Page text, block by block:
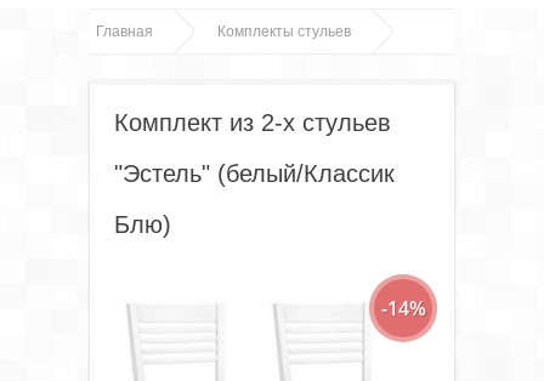
Главная Комплекты стульев
Блю)Комплект из 2-х стульев
"Эстель" (белый/Классик
Блю)
-14%